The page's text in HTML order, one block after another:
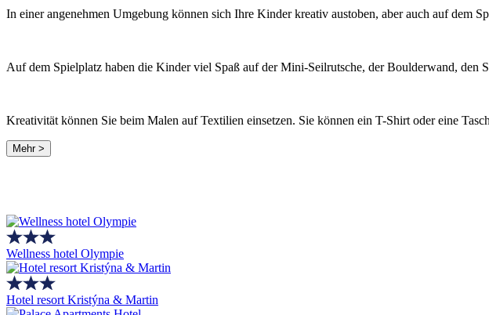
In einer angenehmen Umgebung können sich Ihre Kinder kreativ austoben, aber auch auf dem
Auf dem Spielplatz haben die Kinder viel Spaß auf der Mini-Seilrutsche, der Boulderwand, den
Kreativität können Sie beim Malen auf Textilien einsetzen. Sie können ein T-Shirt oder eine
Mehr >
Wellness hotel Olympie
Hotel resort Kristýna & Martin